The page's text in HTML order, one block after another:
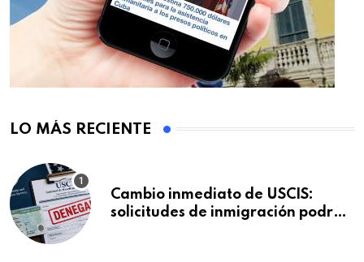
LO MÁS RECIENTE
Cambio inmediato de USCIS:
solicitudes de inmigración podrán